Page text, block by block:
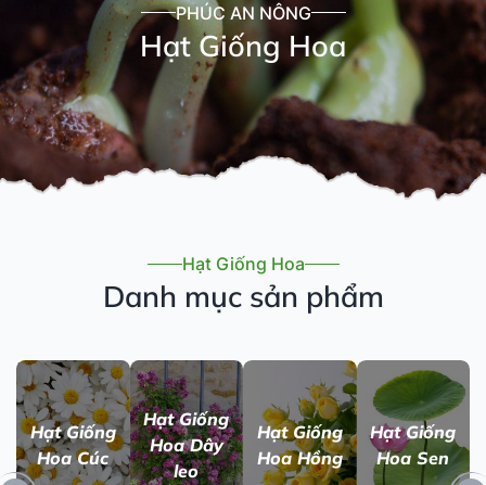
PHÚC AN NÔNG
Hạt Giống Hoa
Hạt Giống Hoa
Danh mục sản phẩm
Hạt Giống
Hoa Cúc
Hạt Giống
Hoa Dây
leo
Hạt Giống
Hoa Hồng
Hạt Giống
Hoa Sen